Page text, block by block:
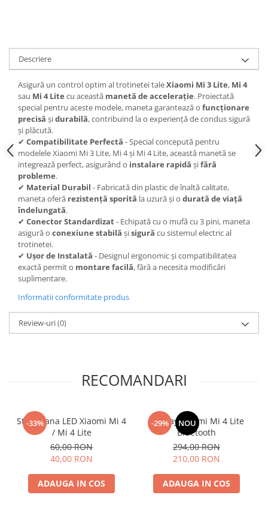
Descriere
Asigură un control optim al trotinetei taleXiaomi Mi 3 Lite, Mi 4
sau Mi 4 Lite cu această manetă de accelerație. Proiectată
special pentru aceste modele, maneta garantează o funcționare
precisă șidurabilă, contribuind la o experiență de condus sigură
și plăcută.
✔ Compatibilitate Perfectă - Special concepută pentru
modelele Xiaomi Mi 3 Lite, Mi 4 și Mi 4 Lite, această manetă se
integrează perfect, asigurând o instalare rapidă șifără
probleme.
✔ Material Durabil - Fabricată din plastic de înaltă calitate,
maneta oferă rezistență sporită la uzură și o durată de viață
îndelungată.
✔ Conector Standardizat- Echipată cu o mufă cu 3 pini, maneta
asigură o conexiune stabilă șisigură cu sistemul electric al
trotinetei.
✔ Ușor de Instalată - Designul ergonomic și compatibilitatea
exactă permit o montare facilă, fără a necesita modificări
suplimentare.
Informatii conformitate produs
Review-uri(0)
RECOMANDARI
-33%
Stop Frana LED Xiaomi Mi 4
/ Mi 4 Lite
60,00 RON
40,00 RON
ADAUGA IN COS
-29% NOU
Display Xiaomi Mi 4 Lite
Bluetooth
294,00 RON
210,00 RON
ADAUGA IN COS